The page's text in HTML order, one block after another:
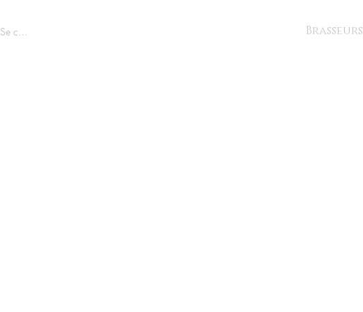
Se connecter Brasseurs